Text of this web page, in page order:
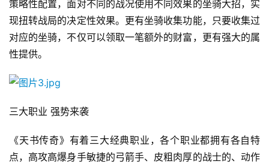
游
戏
业
机
戏
策略性配置，面对不同的战况使用不同效果的坐骑大招，实
现扭转战局的决定性效果。更有坐骑收集功能，只要收集过
对应的坐骑，不仅可以领取一笔额外的财富，更有强大的属
性提供。
三大职业 强势来袭
《天书传奇》有着三大经典职业，各个职业都拥有各自特
点，高攻高爆身手敏捷的弓箭手、皮粗肉厚的战士的、动作